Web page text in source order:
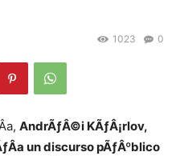
0
1023
AndrÃƒÂ©i KÃƒÂ¡rlov,
un discurso pÃƒÂºblico